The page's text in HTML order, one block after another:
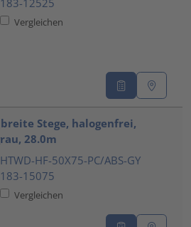
Vergleichen
Stege, halogenfrei,
28.0m
HTWD-HF-50X75-PC/ABS-GY
183-15075
Vergleichen